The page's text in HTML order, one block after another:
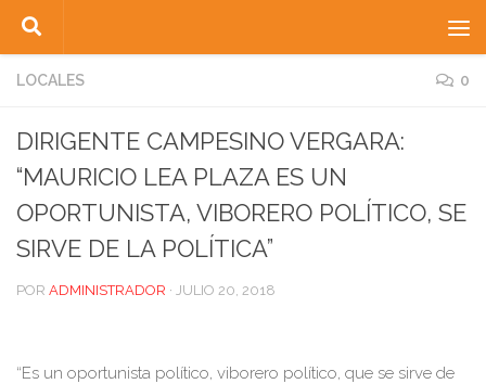
Saltar al contenido
LOCALES 0
DIRIGENTE CAMPESINO VERGARA:
“MAURICIO LEA PLAZA ES UN
OPORTUNISTA, VIBORERO POLÍTICO, SE
SIRVE DE LA POLÍTICA”
POR ADMINISTRADOR · JULIO 20, 2018
“Es un oportunista político, viborero político, que se sirve de